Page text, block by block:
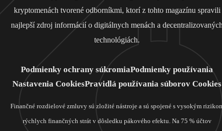
kryptomenách tvorené odborníkmi, ktorí z tohto magazínu spravili
najlepší zdroj informácií o digitálnych menách a
technológiách.
Podmienky ochrany súkromiaPodmienky používania
Nastavenia CookiesPravidlá používania súborov Cookies
Finančné rozdielové zmluvy sú zložité nástroje a sú spojené s vysokým
rýchlych finančných strát v dôsledku pákového efektu. Na 75 % účtov